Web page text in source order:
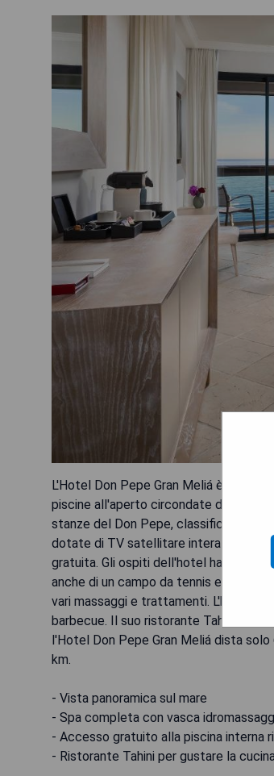
L'Hotel Don Pepe Gran Meliá è
piscine all'aperto circondate da giardini
stanze del Don Pepe, classificato con
dotate di TV satellitare interattiva,
gratuita. Gli ospiti dell'hotel hanno
anche di un campo da tennis e due
vari massaggi e trattamenti. L'hotel
barbecue. Il suo ristorante Tahini
l'Hotel Don Pepe Gran Meliá dista
km.
- Vista panoramica sul mare
- Spa completa con vasca
- Accesso gratuito alla piscina interna
- Ristorante Tahini per gustare la